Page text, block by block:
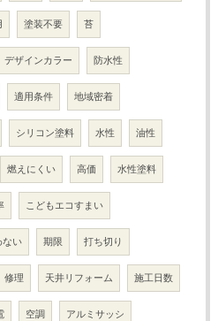
塗装不要 苔
デザインカラー 防水性
適用条件 地域密着
シリコン塗料 水性 油性
燃えにくい 高価 水性塗料
こどもエコすまい
ない 期限 打ち切り
修理 天井リフォーム 施工日数
空調 アルミサッシ